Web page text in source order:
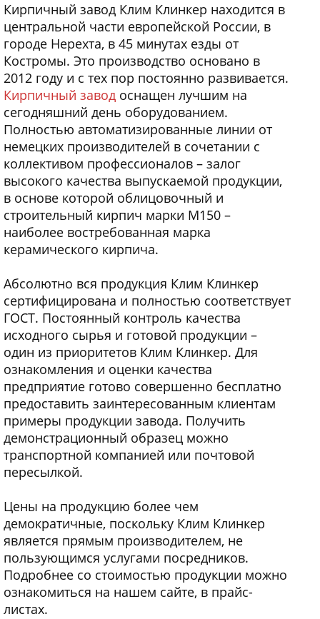
Кирпичный завод Клим Клинкер находится в
центральной части европейской России, в
городе Нерехта, в 45 минутах езды от
Костромы. Это производство основано в
2012 году и с тех пор постоянно развивается.
Кирпичный завод оснащен лучшим на
сегодняшний день оборудованием.
Полностью автоматизированные линии от
немецких производителей в сочетании с
коллективом профессионалов – залог
высокого качества выпускаемой продукции,
в основе которой облицовочный и
строительный кирпич марки М150 –
наиболее востребованная марка
керамического кирпича.
Абсолютно вся продукция Клим Клинкер
сертифицирована и полностью соответствует
ГОСТ. Постоянный контроль качества
исходного сырья и готовой продукции –
один из приоритетов Клим Клинкер. Для
ознакомления и оценки качества
предприятие готово совершенно бесплатно
предоставить заинтересованным клиентам
примеры продукции завода. Получить
демонстрационный образец можно
транспортной компанией или почтовой
пересылкой.
Цены на продукцию более чем
демократичные, поскольку Клим Клинкер
является прямым производителем, не
пользующимся услугами посредников.
Подробнее со стоимостью продукции можно
ознакомиться на нашем сайте, в прайс-
листах.